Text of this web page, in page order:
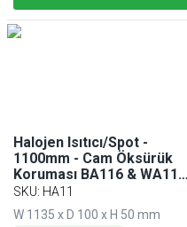
Halojen Isıtıcı/Spot -
1100mm - Cam Öksürük
Koruması BA116 & WA116
için
SKU: HA11
W 1135 x D 100 x H 50 mm